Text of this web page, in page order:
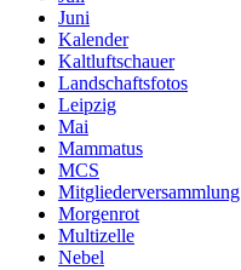
Juni
Kalender
Kaltluftschauer
Landschaftsfotos
Leipzig
Mai
Mammatus
MCS
Mitgliederversammlung
Morgenrot
Multizelle
Nebel